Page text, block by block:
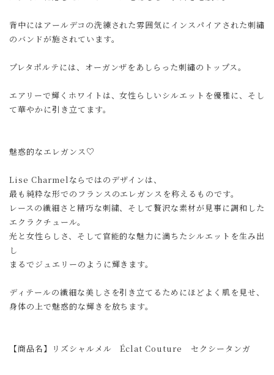
背中にはアールデコの洗練された雰囲気にインスパイアされた刺繡
のバンドが施されています。
プレタポルテには、オーガンザをあしらった刺繡のトップス。
エアリーで輝くホワイトは、女性らしいシルエットを優雅に、そし
て華やかに引き立てます。
魅惑的なエレガンス♡
Lise Charmelならではのデザインは、
最も純粋な形でのフランスのエレガンスを称えるものです。
レースの繊細さと精巧な刺繍、そして贅沢な素材が見事に調和した
エクラクチュール。
光と女性らしさ、そして官能的な魅力に満ちたシルエットを生み出
し
まるでジュエリーのように輝きます。
ディテールの繊細な美しさを引き立てるためにほどよく肌を見せ、
身体の上で魅惑的な輝きを放ちます。
【商品名】リズシャルメル Éclat Couture セクシータンガ